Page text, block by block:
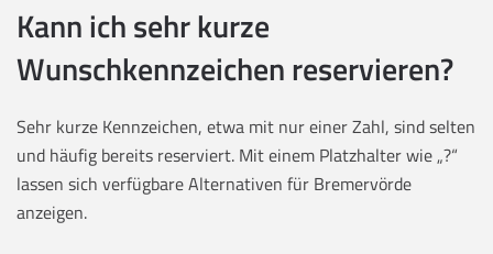
Kann ich sehr kurze
Wunschkennzeichen reservieren?
Sehr kurze Kennzeichen, etwa mit nur einer Zahl, sind selten
und häufig bereits reserviert. Mit einem Platzhalter wie „?“
lassen sich verfügbare Alternativen für Bremervörde
anzeigen.